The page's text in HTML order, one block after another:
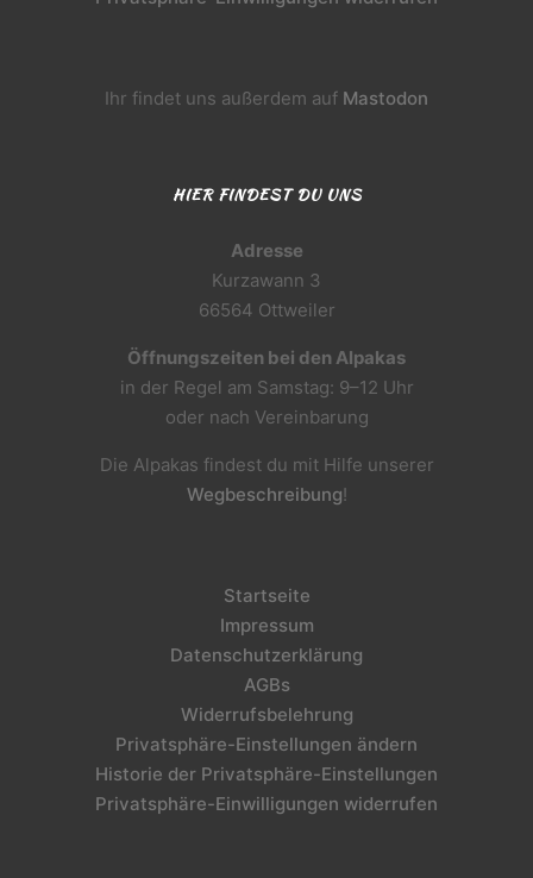
Ihr findet uns außerdem auf Mastodon
HIER FINDEST DU UNS
Adresse
Kurzawann 3
66564 Ottweiler
Öffnungszeiten bei den Alpakas
in der Regel am Samstag: 9–12 Uhr
oder nach Vereinbarung
Die Alpakas findest du mit Hilfe unserer
Wegbeschreibung!
Startseite
Impressum
Datenschutzerklärung
AGBs
Widerrufsbelehrung
Privatsphäre-Einstellungen ändern
Historie der Privatsphäre-Einstellungen
Privatsphäre-Einwilligungen widerrufen